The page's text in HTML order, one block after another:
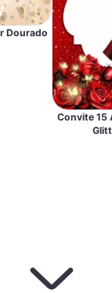
Dourado
Convite 15